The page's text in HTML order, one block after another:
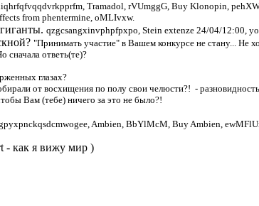
Tramadol, rVUmggG, Buy Klonopin,
from phentermine, oMLIvxw.
qzgcsangxinvphpfpxpo, Stein extenze 24/04/12:00,
"Принимать участие" в Вашем конкурсе не стану... Не
сначала ответь(те)?
глазах?
от восхищения по полу свои челюсти?! -
Вам (тебе) ничего за это не было?!
Ambien, BbYlMcM, Buy Ambien,
- как я вижу мир )